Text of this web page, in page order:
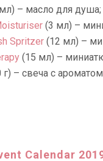
– масло для душа;
(3 мл) –
Spritzer (12 мл) –
(15 мл) –
г) – свеча с
Calendar